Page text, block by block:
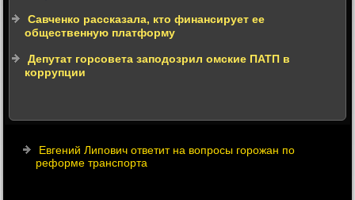
Савченко рассказала, кто финансирует ее
общественную платформу
Депутат горсовета заподозрил омские ПАТП в
коррупции
Евгений Липович ответит на вопросы горожан по
реформе транспорта